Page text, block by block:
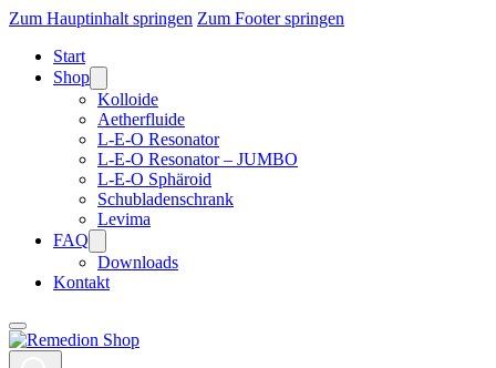
Zum Hauptinhalt springen Zum Footer springen
Start
Shop
Kolloide
Aetherfluide
L-E-O Resonator
L-E-O Resonator – JUMBO
L-E-O Sphäroid
Schubladenschrank
Levima
FAQ
Downloads
Kontakt